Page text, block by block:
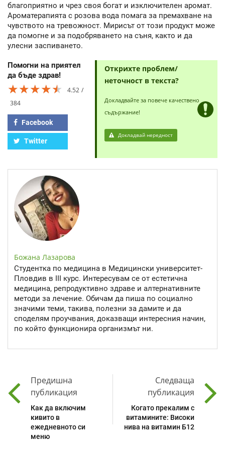
благоприятно и чрез своя богат и изключителен аромат.
Ароматерапията с розова вода помага за премахване на
чувството на тревожност. Мирисът от този продукт може
да помогне и за подобряването на съня, както и да
улесни заспиването.
Помогни на приятел
да бъде здрав!
★★★★★
★★★★★
★★★★★
4.52
384
Facebook
Twitter
Открихте проблем/
неточност в текста?
Докладвайте за повече качествено
съдържание!
Докладвай нередност
Божана Лазарова
Студентка по медицина в Медицински университет-
Пловдив в III курс. Интересувам се от естетична
медицина, репродуктивно здраве и алтернативните
методи за лечение. Обичам да пиша по социално
значими теми, такива, полезни за дамите и да
споделям проучвания, доказващи интересния начин,
по който функционира организмът ни.
Предишна
публикация
Как да включим
кивито в
ежедневното си
меню
Следваща
публикация
Когато прекалим с
витамините: Високи
нива на витамин Б12